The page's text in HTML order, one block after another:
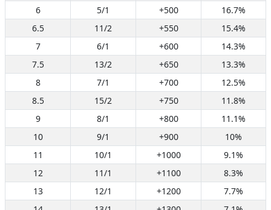
6
5/1 +500
16.7%
6.5
11/2 +550
15.4%
7
6/1 +600
14.3%
7.5
13/2 +650
13.3%
8
7/1 +700
12.5%
8.5
15/2 +750
11.8%
9
8/1 +800
11.1%
10
9/1 +900
10%
11
10/1 +1000
9.1%
12
11/1 +1100
8.3%
13
12/1 +1200
7.7%